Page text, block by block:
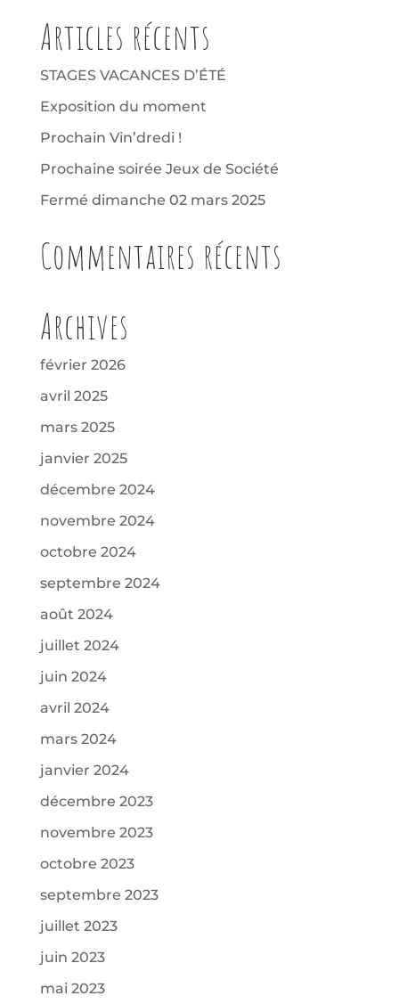
Articles récents
STAGES VACANCES D’ÉTÉ
Exposition du moment
Prochain Vin’dredi !
Prochaine soirée Jeux de Société
Fermé dimanche 02 mars 2025
Commentaires récents
Archives
février 2026
avril 2025
mars 2025
janvier 2025
décembre 2024
novembre 2024
octobre 2024
septembre 2024
août 2024
juillet 2024
juin 2024
avril 2024
mars 2024
janvier 2024
décembre 2023
novembre 2023
octobre 2023
septembre 2023
juillet 2023
juin 2023
mai 2023